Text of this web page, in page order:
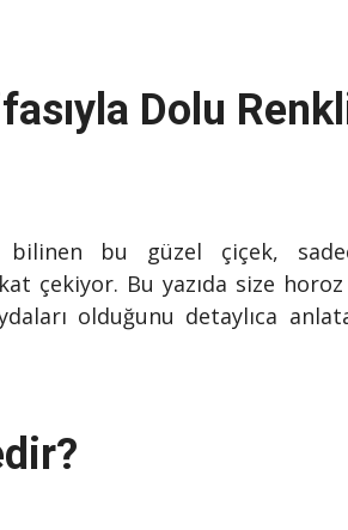
Dolu
bu güzel çiçek,
çekiyor. Bu yazıda size
olduğunu detaylıca